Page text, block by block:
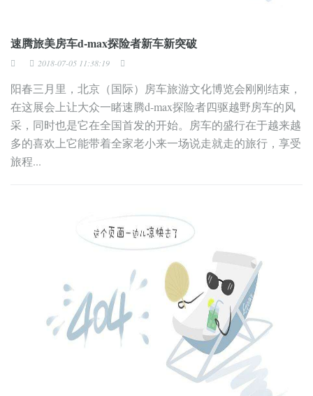
速腾旅美房车d-max探险者新车新突破
2018-07-05 11:38:19
阳春三月里，北京（国际）房车旅游文化博览会刚刚结束，
在这展会上让大众一睹速腾d-max探险者四驱越野房车的风
采，同时也是它在全国首发的开始。房车的盛行在于越来越
多的喜欢上它能带着全家老小来一场说走就走的旅行，享受
旅程...